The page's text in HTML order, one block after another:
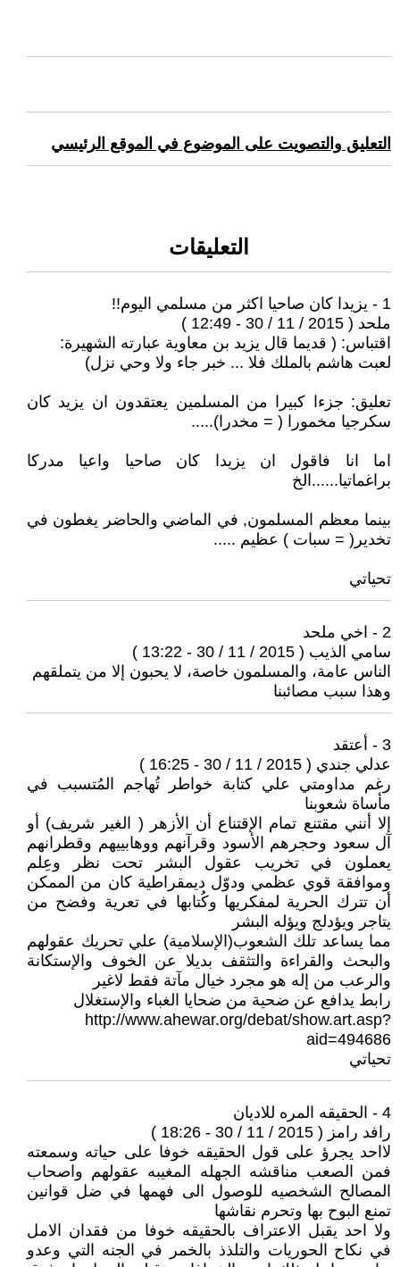
التعليق والتصويت على الموضوع في الموقع الرئيسي
التعليقات
1 - يزيدا كان صاحيا اكثر من مسلمي اليوم!!
ملحد ( 2015 / 11 / 30 - 12:49 )
اقتباس: ( قديما قال يزيد بن معاوية عبارته الشهيرة:
لعبت هاشم بالملك فلا ... خبر جاء ولا وحي نزل)
تعليق: جزءا كبيرا من المسلمين يعتقدون ان يزيد كان
سكرجيا مخمورا ( = مخدرا).....
اما انا فاقول ان يزيدا كان صاحيا واعيا مدركا
براغماتيا......الخ
بينما معظم المسلمون, في الماضي والحاضر يغطون في
تخدير( = سبات ) عظيم .....
تحياتي
2 - اخي ملحد
سامي الذيب ( 2015 / 11 / 30 - 13:22 )
الناس عامة، والمسلمون خاصة، لا يحبون إلا من يتملقهم
وهذا سبب مصائبنا
3 - أعتقد
عدلي جندي ( 2015 / 11 / 30 - 16:25 )
رغم مداومتي علي كتابة خواطر تُهاجم المُتسبب في
مأساة شعوبنا
إلا أنني مقتنع تمام الإقتناع أن الأزهر ( الغير شريف) أو
آل سعود وحجرهم الأسود وقرآنهم ووهابييهم وقطرانهم
يعملون في تخريب عقول البشر تحت نظر وعِلم
وموافقة قوي عظمي ودوّل ديمقراطية كان من الممكن
أن تترك الحرية لمفكريها وكُتابها في تعرية وفضح من
يتاجر ويؤدلج ويؤله البشر
مما يساعد تلك الشعوب(الإسلامية) علي تحريك عقولهم
والبحث والقراءة والتثقف بديلا عن الخوف والإستكانة
والرعب من إله هو مجرد خيال مآتة فقط لاغير
رابط يدافع عن ضحية من ضحايا الغباء والإستغلال
http://www.ahewar.org/debat/show.art.asp?
aid=494686
تحياتي
4 - الحقيقه المره للاديان
رافد رامز ( 2015 / 11 / 30 - 18:26 )
لااحد يجرؤ على قول الحقيقه خوفا على حياته وسمعته
فمن الصعب مناقشه الجهله المغيبه عقولهم واصحاب
المصالح الشخصيه للوصول الى فهمها في ضل قوانين
تمنع البوح بها وتحرم نقاشها
ولا احد يقبل الاعتراف بالحقيقه خوفا من فقدان الامل
في نكاح الحوريات والتلذذ بالخمر في الجنه التي وعدو